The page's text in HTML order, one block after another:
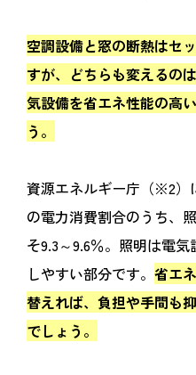
空調設備と窓の断熱はセ
すが、どちらも変えるの
気設備を省エネ性能の高
う。
資源エネルギー庁（※2）
の電力消費割合のうち、
そ9.3～9.6％。照明は電
しやすい部分です。 省エ
替えれば、負担や手間も
でしょう。